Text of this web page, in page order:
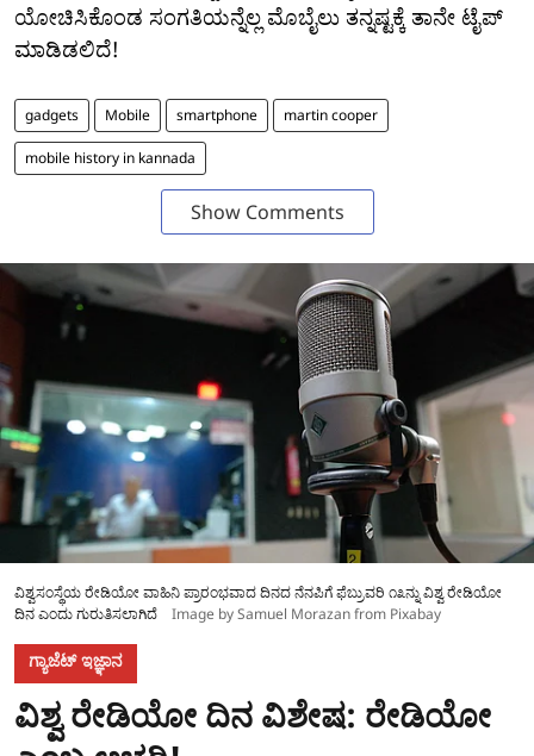
ಯೋಚಿಸಿಕೊಂಡ ಸಂಗತಿಯನ್ನೆಲ್ಲ ಮೊಬೈಲು ತನ್ನಷ್ಟಕ್ಕೆ ತಾನೇ ಟೈಪ್
ಮಾಡಿಡಲಿದೆ!
gadgets Mobile smartphone martin cooper
mobile history in kannada
Show Comments
ವಿಶ್ವಸಂಸ್ಥೆಯ ರೇಡಿಯೋ ವಾಹಿನಿ ಪ್ರಾರಂಭವಾದ ದಿನದ ನೆನಪಿಗೆ ಫೆಬ್ರುವರಿ ೧೩ನ್ನು ವಿಶ್ವ ರೇಡಿಯೋ
ದಿನ ಎಂದು ಗುರುತಿಸಲಾಗಿದೆ
Image by Samuel Morazan from Pixabay
ಗ್ಯಾಜೆಟ್ ಇಜ್ಞಾನ
ವಿಶ್ವ ರೇಡಿಯೋ ದಿನ ವಿಶೇಷ: ರೇಡಿಯೋ